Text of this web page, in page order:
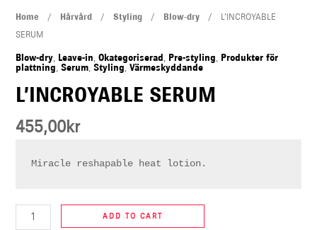
Home / Hårvård/ Styling/ Blow-dry/ L’INCROYABLE
SERUM
Blow-dry, Leave-in, Okategoriserad, Pre-styling, Produkter för
plattning, Serum, Styling, Värmeskyddande
L’INCROYABLE SERUM
455,00kr
Miracle reshapable heat lotion.
L'INCROYABLE
SERUM
quantity
ADD TO CART